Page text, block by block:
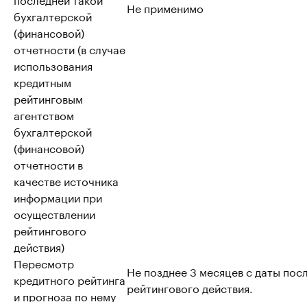
бухгалтерской
(финансовой)
отчетности (в случае
использования
кредитным
рейтинговым
агентством
бухгалтерской
(финансовой)
отчетности в
качестве источника
информации при
осуществлении
рейтингового
действия)
Не применимо
Пересмотр
кредитного рейтинга
и прогноза по нему
Не позднее 3 месяцев с даты
рейтингового действия.